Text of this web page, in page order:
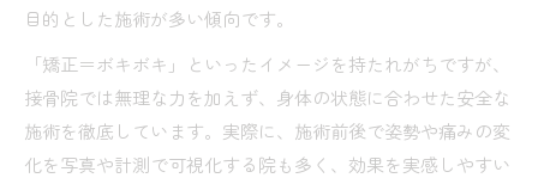
目的とした施術が多い傾向です。
「矯正＝ボキボキ」といったイメージを持たれがちですが、
接骨院では無理な力を加えず、身体の状態に合わせた安全な
施術を徹底しています。実際に、施術前後で姿勢や痛みの変
化を写真や計測で可視化する院も多く、効果を実感しやすい